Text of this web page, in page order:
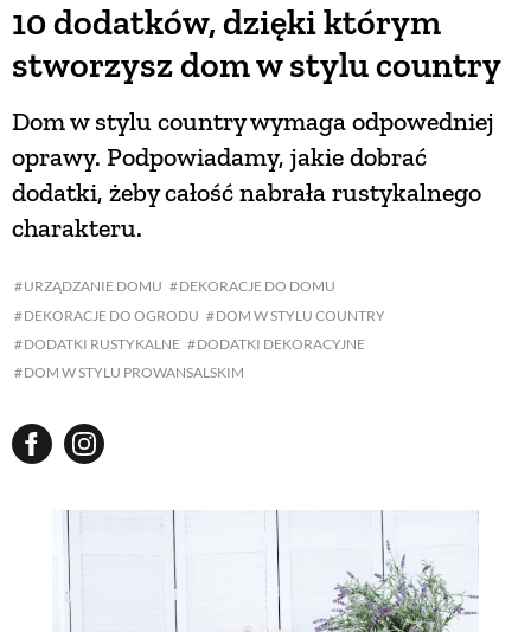
10 dodatków, dzięki którym
stworzysz dom w stylu country
URZĄDZANIE DOMU
DEKORACJE DO DOMU
DEKORACJE DO OGRODU
DOM W STYLU COUNTRY
DODATKI RUSTYKALNE
DODATKI DEKORACYJNE
DOM W STYLU PROWANSALSKIM
Dom w stylu country wymaga odpowedniej
oprawy. Podpowiadamy, jakie dobrać
dodatki, żeby całość nabrała rustykalnego
charakteru.
PORADY
ZIELEŃ W DOMU
PROJEKTOWANIE OGRODU
NATURALNIE
DLA DOMU
EKO ŻYCIE